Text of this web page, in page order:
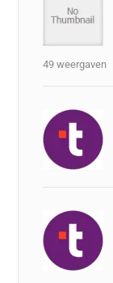
49 weergaven